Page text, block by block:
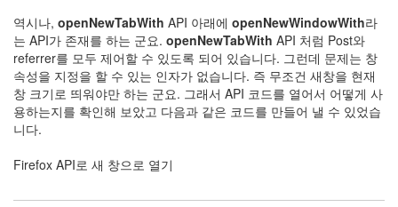
역시나, openNewTabWith API 아래에 openNewWindowWith라
는 API가 존재를 하는 군요. openNewTabWith API 처럼 Post와
referrer를 모두 제어할 수 있도록 되어 있습니다. 그런데 문제는 창
속성을 지정을 할 수 있는 인자가 없습니다. 즉 무조건 새창을 현재
창 크기로 띄워야만 하는 군요. 그래서 API 코드를 열어서 어떻게 사
용하는지를 확인해 보았고 다음과 같은 코드를 만들어 낼 수 있었습
니다.
Firefox API로 새 창으로 열기
AA
1.5V
Li-
ion
3800...
by
정